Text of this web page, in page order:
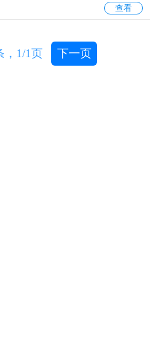
查看
， 1/1页 下一页